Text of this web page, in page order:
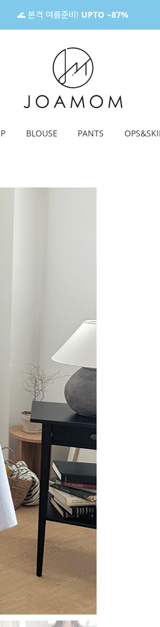
🌊 본격 여름준비! UPTO ~87%
BLOUSE PANTS